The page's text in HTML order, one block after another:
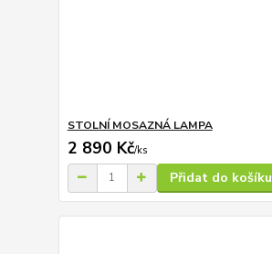
STOLNÍ MOSAZNÁ LAMPA
2 890 Kč/ks
Přidat do košíku